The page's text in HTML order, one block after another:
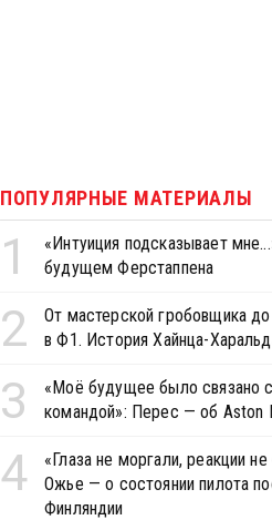
ПОПУЛЯРНЫЕ МАТЕРИАЛЫ
1
«Интуиция подсказывает
будущем Ферстаппена
2
От мастерской гробовщика
в Ф1. История Хайнца-
3
«Моё будущее было связано
командой»: Перес — об Aston
4
«Глаза не моргали, реакции
Ожье — о состоянии пилота
Финляндии